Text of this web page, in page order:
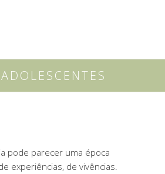
pode parecer uma época
experiências, de vivências.